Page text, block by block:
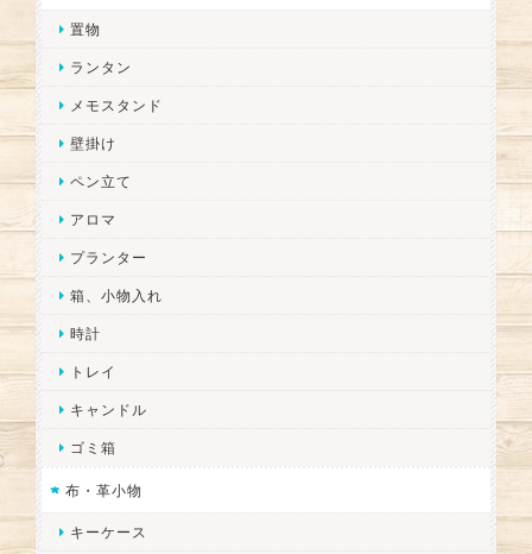
置物
ランタン
メモスタンド
壁掛け
ペン立て
アロマ
プランター
箱、小物入れ
時計
トレイ
キャンドル
ゴミ箱
布・革小物
キーケース